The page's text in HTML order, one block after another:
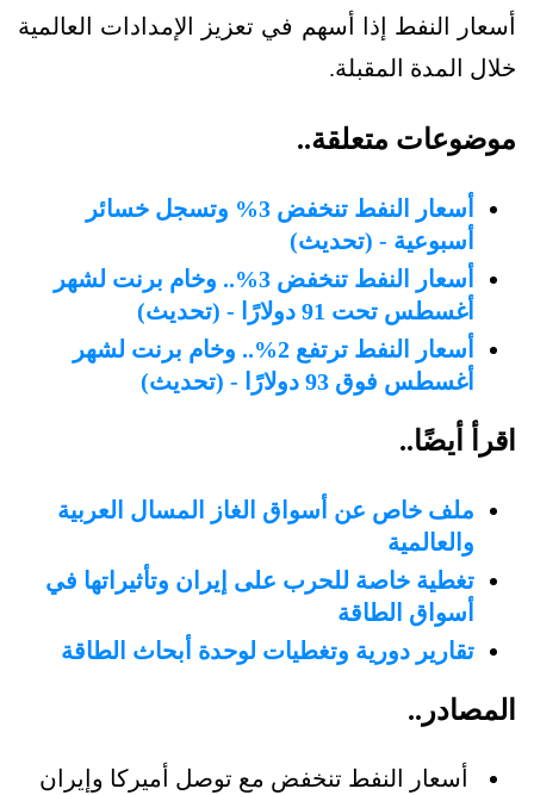
أسعار النفط إذا أسهم في تعزيز الإمدادات العالمية
خلال المدة المقبلة.
موضوعات متعلقة..
أسعار النفط تنخفض 3% وتسجل خسائر
أسبوعية - (تحديث)
أسعار النفط تنخفض 3%.. وخام برنت لشهر
أغسطس تحت 91 دولارًا - (تحديث)
أسعار النفط ترتفع 2%.. وخام برنت لشهر
أغسطس فوق 93 دولارًا - (تحديث)
اقرأ أيضًا..
ملف خاص عن أسواق الغاز المسال العربية
والعالمية
تغطية خاصة للحرب على إيران وتأثيراتها في
أسواق الطاقة
تقارير دورية وتغطيات لوحدة أبحاث الطاقة
المصادر..
أسعار النفط تنخفض مع توصل أميركا وإيران